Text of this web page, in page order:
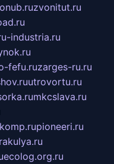
zvonitut.ru
industria.ru
fefu.ruzarges-ru.ru
utrovortu.ru
mkcslava.ru
pioneeri.ru
ecolog.org.ru